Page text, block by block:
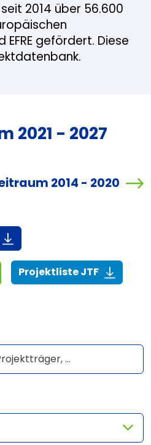
2014 über 56.600
EFRE gefördert. Diese
2021 - 2027
2014 - 2020
(916,7 KiB)
Projektliste JTF(268,6